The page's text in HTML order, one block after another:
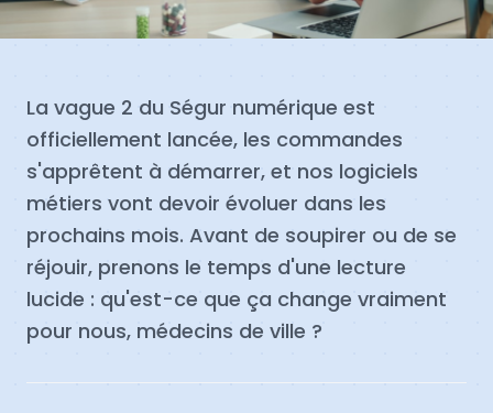
La vague 2 du Ségur numérique est
officiellement lancée, les commandes
s'apprêtent à démarrer, et nos logiciels
métiers vont devoir évoluer dans les
prochains mois. Avant de soupirer ou de se
réjouir, prenons le temps d'une lecture
lucide : qu'est-ce que ça change vraiment
pour nous, médecins de ville ?